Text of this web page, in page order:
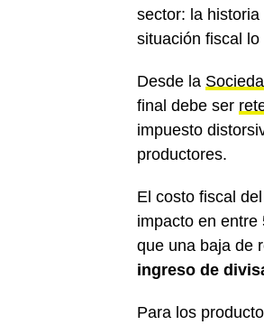
sector: la
situación fiscal lo
Desde la
final debe ser
impuesto
productores.
El costo fiscal
impacto en entre
que una baja de
ingreso de
Para los